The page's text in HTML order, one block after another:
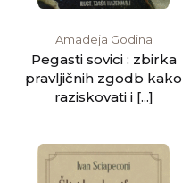
Amadeja Godina
Pegasti sovici : zbirka
pravljičnih zgodb kako
raziskovati i [...]